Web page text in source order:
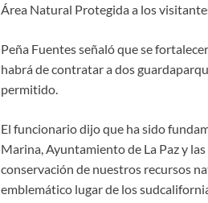
Área Natural Protegida a los
Peña Fuentes señaló que se
habrá de contratar a dos
permitido.
El funcionario dijo que ha sido
Marina, Ayuntamiento de La Paz y
conservación de nuestros recursos
emblemático lugar de los